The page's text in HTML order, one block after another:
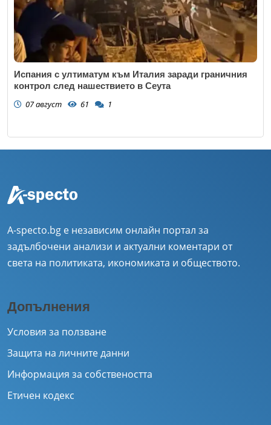
Испания с ултиматум към Италия заради граничния
контрол след нашествието в Сеута
07 август 61 1
A-specto.bg е независим онлайн портал за
задълбочени анализи и актуални коментари от
света на политиката, икономиката и обществото.
Допълнения
Условия за ползване
Защита на личните данни
Информация за собствеността
Етичен кодекс